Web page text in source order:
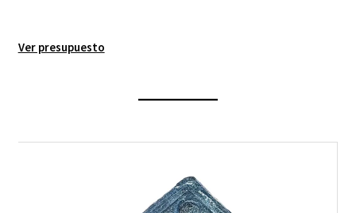
Ver presupuesto